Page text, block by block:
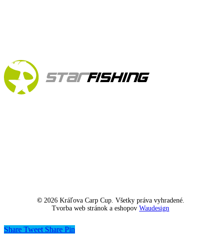
© 2026Kráľova Carp Cup. Všetky práva vyhradené.
Tvorba web stránok a eshopov Waudesign
Share Tweet Share Pin